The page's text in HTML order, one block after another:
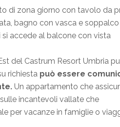
di zona giorno con tavolo da
bagno con vasca e
accede al balcone con vista
del Castrum Resort Umbria
richiesta può essere
Un appartamento che
incantevoli vallate che
per vacanze in famiglie o